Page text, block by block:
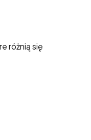
różnią się